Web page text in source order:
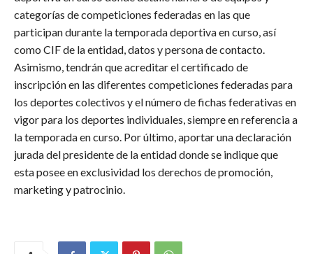
categorías de competiciones federadas en las que
participan durante la temporada deportiva en curso, así
como CIF de la entidad, datos y persona de contacto.
Asimismo, tendrán que acreditar el certificado de
inscripción en las diferentes competiciones federadas para
los deportes colectivos y el número de fichas federativas en
vigor para los deportes individuales, siempre en referencia a
la temporada en curso. Por último, aportar una declaración
jurada del presidente de la entidad donde se indique que
esta posee en exclusividad los derechos de promoción,
marketing y patrocinio.